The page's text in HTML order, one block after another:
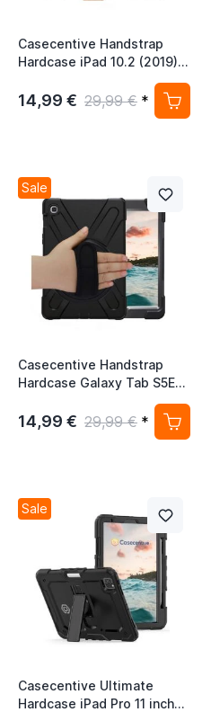
Casecentive Handstrap
Hardcase iPad 10.2 (2019)
schwarz mit Handschlaufe
14,99 € 29,99 € *
Sale
Casecentive Handstrap
Hardcase Galaxy Tab S5E
Handschlaufe
14,99 € 29,99 € *
Sale
Casecentive Ultimate
Hardcase iPad Pro 11 inch